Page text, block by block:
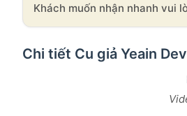
Khách muốn nhận nhanh vui
Chi tiết Cu giả Yeain